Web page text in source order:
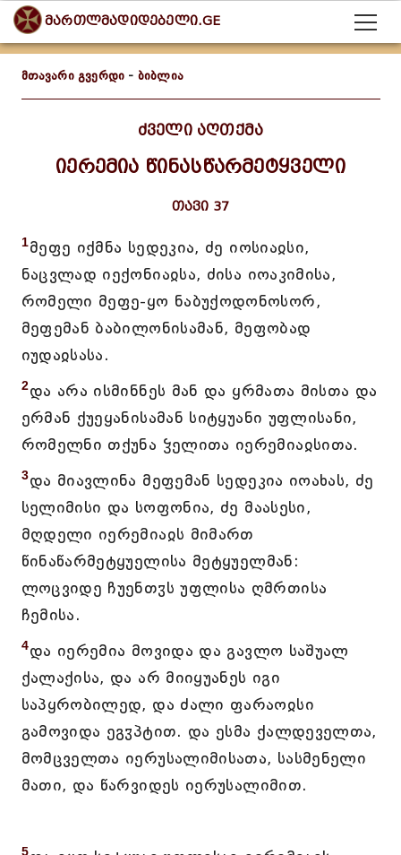
მართლმადიდებელი.GE
მთავარი გვერდი - ბიბლია
ძველი აღთქმა
იერემია წინასწარმეტყველი
თავი 37
1მეფე იქმნა სედეკია, ძე იოსიაჲსი,
ნაცვლად იექონიაჲსა, ძისა იოაკიმისა,
რომელი მეფე-ყო ნაბუქოდონოსორ,
მეფემან ბაბილონისამან, მეფობად
იუდაჲსასა.
2და არა ისმინნეს მან და ყრმათა მისთა და
ერმან ქუეყანისამან სიტყუანი უფლისანი,
რომელნი თქუნა ჴელითა იერემიაჲსითა.
3და მიავლინა მეფემან სედეკია იოახას, ძე
სელიმისი და სოფონია, ძე მაასესი,
მღდელი იერემიაჲს მიმართ
წინაწარმეტყუელისა მეტყუელმან:
ლოცვიდე ჩუენთჳს უფლისა ღმრთისა
ჩემისა.
4და იერემია მოვიდა და გავლო საშუალ
ქალაქისა, და არ მიიყუანეს იგი
საპყრობილედ, და ძალი ფარაოჲსი
გამოვიდა ეგჳპტით. და ესმა ქალდეველთა,
მომცველთა იერუსალიმისათა, სასმენელი
მათი, და წარვიდეს იერუსალიმით.
5